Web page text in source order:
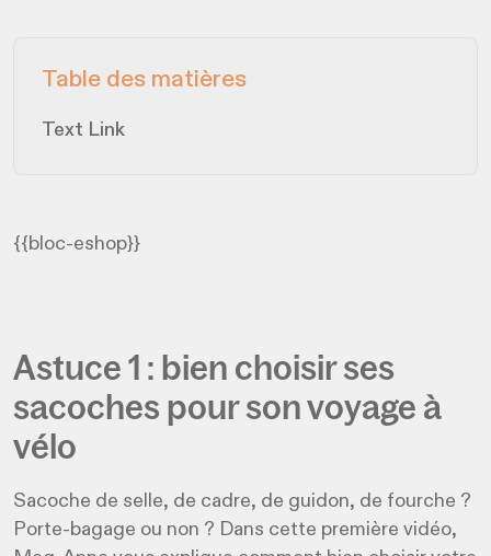
Table des matières
Text Link
{{bloc-eshop}}
Astuce 1 : bien choisir ses
sacoches pour son voyage à
vélo
Sacoche de selle, de cadre, de guidon, de fourche ?
Porte-bagage ou non ? Dans cette première vidéo,